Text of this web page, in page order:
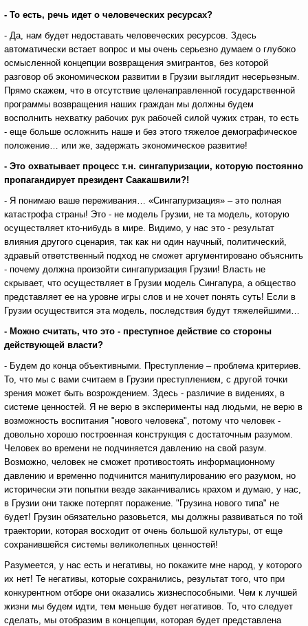
- То есть, речь идет о человеческих ресурсах?
- Да, нам будет недоставать человеческих ресурсов. Здесь
автоматически встает вопрос и мы очень серьезно думаем о глубоко
осмысленной концепции возвращения эмигрантов, без которой
разговор об экономическом развитии в Грузии выглядит несерьезным.
Прямо скажем, что в отсутствие целенаправленной государственной
программы возвращения наших граждан мы должны будем
восполнить нехватку рабочих рук рабочей силой чужих стран, то есть
- еще больше осложнить наше и без этого тяжелое демографическое
положение… или же, задержать экономическое развитие!
- Это охватывает процесс т.н. сингапуризации, которую постоянно
пропагандирует президент Саакашвили?!
- Я понимаю ваше переживания… «Сингапуризация» – это полная
катастрофа страны! Это - не модель Грузии, не та модель, которую
осуществляет кто-нибудь в мире. Видимо, у нас это - результат
влияния другого сценария, так как ни один научный, политический,
здравый ответственный подход не сможет аргументировано объяснить
- почему должна произойти сингапуризация Грузии! Власть не
скрывает, что осуществляет в Грузии модель Сингапура, а общество
представляет ее на уровне игры слов и не хочет понять суть! Если в
Грузии осуществится эта модель, последствия будут тяжелейшими…
- Можно считать, что это - преступное действие со стороны
действующей власти?
- Будем до конца объективными. Преступление – проблема критериев.
То, что мы с вами считаем в Грузии преступлением, с другой точки
зрения может быть возрождением. Здесь - различие в видениях, в
системе ценностей. Я не верю в эксперименты над людьми, не верю в
возможность воспитания "нового человека", потому что человек -
довольно хорошо построенная конструкция с достаточным разумом.
Человек во времени не подчиняется давлению на свой разум.
Возможно, человек не сможет противостоять информационному
давлению и временно подчинится манипулированию его разумом, но
исторически эти попытки везде заканчивались крахом и думаю, у нас,
в Грузии они также потерпят поражение. "Грузина нового типа" не
будет! Грузин обязательно разовьется, мы должны развиваться по той
траектории, которая восходит от очень большой культуры, от еще
сохранившейся системы великолепных ценностей!
Разумеется, у нас есть и негативы, но покажите мне народ, у которого
их нет! Те негативы, которые сохранились, результат того, что при
конкурентном отборе они оказались жизнеспособными. Чем к лучшей
жизни мы будем идти, тем меньше будет негативов. То, что следует
сделать, мы отобразим в концепции, которая будет представлена